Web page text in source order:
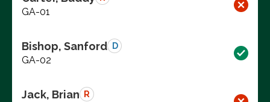
GA-01
Bishop, Sanford D
GA-02
Jack, Brian R